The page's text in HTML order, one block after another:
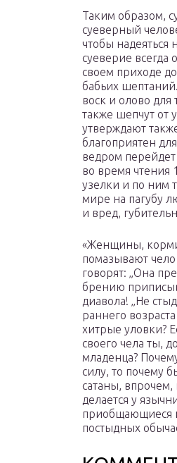
Таким образом,
суеверный
чтобы надеяться
суеверие всегда
своем приходе
бабьих
воск и олово для
также шепчут от
утверждают
благоприятен
ведром перейдет
во время чтения
узелки и по ним
мире на пагубу
и вред,
«Женщины,
помазывают чело
говорят: „Она
брению
диавола! „Не
раннего
хитрые уловки?
своего чела ты,
младенца?
силу, то почему
сатаны,
делается у
приобщающиеся
постыдных